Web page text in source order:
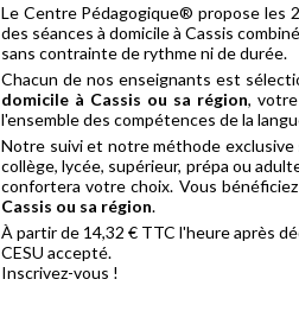
Le Centre Pédagogique® propose les
des séances à domicile à Cassis
sans contrainte de rythme ni de durée.
Chacun de nos enseignants est
domicile à Cassis ou sa région,
l'ensemble des compétences de la
Notre suivi et notre méthode
collège, lycée, supérieur, prépa ou
confortera votre choix. Vous
Cassis ou sa région.
À partir de 14,32 € TTC l'heure après
CESU accepté.
Inscrivez-vous !